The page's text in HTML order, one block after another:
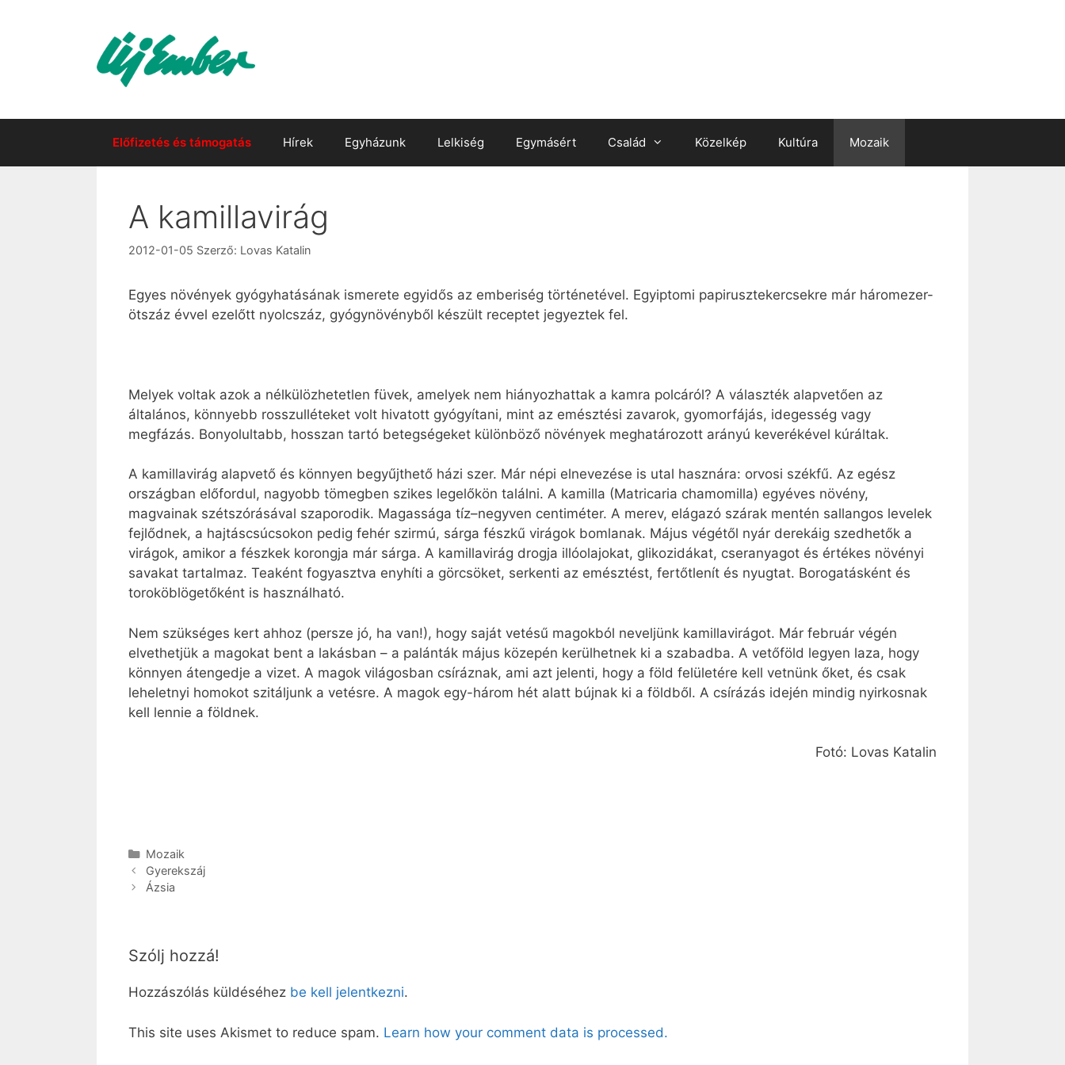
Előfizetés és támogatás Hírek Egyházunk Lelkiség Egymásért Család Közelkép Kultúra Mozaik
A kamillavirág
2012-01-05 Szerző: Lovas Katalin
Egyes növények gyógyhatásának ismerete egyidős az emberiség történetével. Egyiptomi papirusztekercsekre már háromezer-
ötszáz évvel ezelőtt nyolcszáz, gyógynövényből készült receptet jegyeztek fel.
Melyek voltak azok a nélkülözhetetlen füvek, amelyek nem hiányozhattak a kamra polcáról? A választék alapvetően az
általános, könnyebb rosszulléteket volt hivatott gyógyítani, mint az emésztési zavarok, gyomorfájás, idegesség vagy
megfázás. Bonyolultabb, hosszan tartó betegségeket különböző növények meghatározott arányú keverékével kúráltak.
A kamillavirág alapvető és könnyen begyűjthető házi szer. Már népi elnevezése is utal hasznára: orvosi székfű. Az egész
országban előfordul, nagyobb tömegben szikes legelőkön találni. A kamilla (Matricaria chamomilla) egyéves növény,
magvainak szétszórásával szaporodik. Magassága tíz–negyven centiméter. A merev, elágazó szárak mentén sallangos levelek
fejlődnek, a hajtáscsúcsokon pedig fehér szirmú, sárga fészkű virágok bomlanak. Május végétől nyár derekáig szedhetők a
virágok, amikor a fészkek korongja már sárga. A kamillavirág drogja illóolajokat, glikozidákat, cseranyagot és értékes növényi
savakat tartalmaz. Teaként fogyasztva enyhíti a görcsöket, serkenti az emésztést, fertőtlenít és nyugtat. Borogatásként és
toroköblögetőként is használható.
Nem szükséges kert ahhoz (persze jó, ha van!), hogy saját vetésű magokból neveljünk kamillavirágot. Már február végén
elvethetjük a magokat bent a lakásban – a palánták május közepén kerülhetnek ki a szabadba. A vetőföld legyen laza, hogy
könnyen átengedje a vizet. A magok világosban csíráznak, ami azt jelenti, hogy a föld felületére kell vetnünk őket, és csak
leheletnyi homokot szitáljunk a vetésre. A magok egy-három hét alatt bújnak ki a földből. A csírázás idején mindig nyirkosnak
kell lennie a földnek.
Fotó: Lovas Katalin
Kategória
Mozaik
Gyerekszáj
Ázsia
Szólj hozzá!
Hozzászólás küldéséhez be kell jelentkezni.
This site uses Akismet to reduce spam. Learn how your comment data is processed.